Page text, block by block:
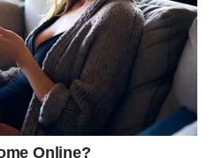
nosili više nego što ste
kome ste dali sve. Možda ste
koji nije uzvratio istom
da morate da budete jaki čak i